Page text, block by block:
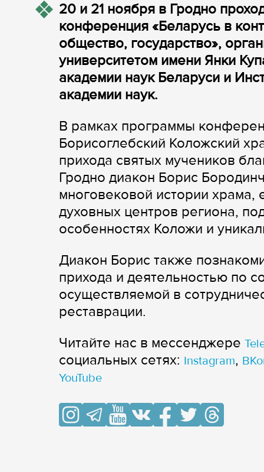
20 и 21 ноября в Гродно
конференция «Беларусь в
общество, государство»,
университетом имени Янки
академии наук Беларуси и
академии наук.
В рамках программы
Борисоглебский Коложский
прихода святых мучеников
Гродно диакон Борис
многовековой истории храма,
духовных центров региона,
особенностях Коложи и
Диакон Борис также
прихода и деятельностью по
осуществляемой в
реставрации.
Читайте нас в мессенджере
cоциальных сетях: Instagram,
YouTube